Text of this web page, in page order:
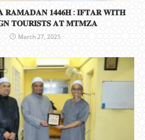
𝟏𝟒𝟒𝟔𝐇 : 𝐈𝐅𝐓𝐀𝐑 𝐖𝐈𝐓𝐇
𝐓𝐎𝐔𝐑𝐈𝐒𝐓𝐒 𝐀𝐓 𝐌𝐓𝐌𝐙𝐀
March 27, 2025